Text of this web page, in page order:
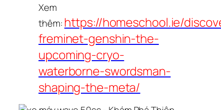
Xem
thêm:https://homeschool.ie/
freminet-genshin-the-
upcoming-cryo-
waterborne-swordsman-
shaping-the-meta/